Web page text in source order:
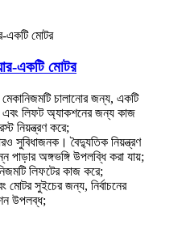
একটি মোটর
চালানোর জন্য, একটি
লিফট অ্যাকশনের জন্য কাজ
নিয়ন্ত্রণ করে;
সুবিধাজনক। বৈদ্যুতিক নিয়ন্ত্রণ
পাড়ার অঙ্গভঙ্গি উপলব্ধি করা যায়;
লিফটের কাজ করে;
সুইচের জন্য, নির্বাচনের
উপলব্ধ;